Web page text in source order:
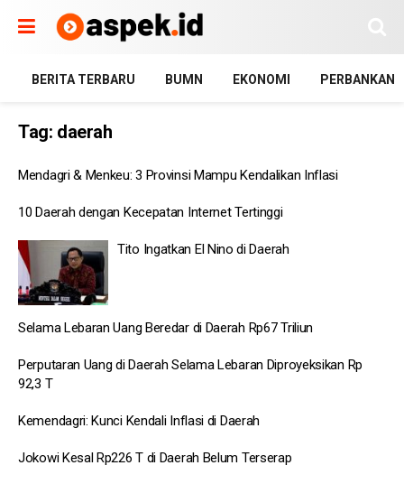
BERITA TERBARU BUMN EKONOMI PERBANKAN
Tag: daerah
Mendagri & Menkeu: 3 Provinsi Mampu Kendalikan Inflasi
10 Daerah dengan Kecepatan Internet Tertinggi
Tito Ingatkan El Nino di Daerah
Selama Lebaran Uang Beredar di Daerah Rp67 Triliun
Perputaran Uang di Daerah Selama Lebaran Diproyeksikan Rp
92,3 T
Kemendagri: Kunci Kendali Inflasi di Daerah
Jokowi Kesal Rp226 T di Daerah Belum Terserap